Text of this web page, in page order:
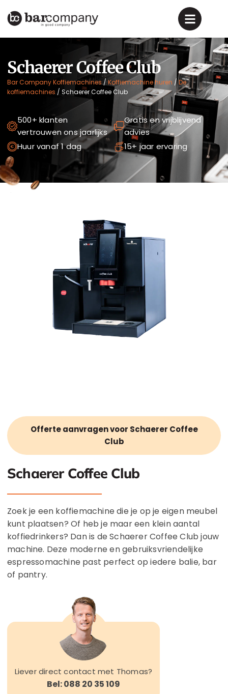
Schaerer Coffee Club
Bar Company Koffiemachines /Koffiemachine huren /De
koffiemachines / Schaerer Coffee Club
500+ klanten
vertrouwen ons jaarlijks
Gratis en vrijblijvend
advies
Huur vanaf 1 dag
15+ jaar ervaring
Schaerer Coffee Club
Zoek je een koffiemachine die je op je eigen meubel
kunt plaatsen? Of heb je maar een klein aantal
koffiedrinkers? Dan is de Schaerer Coffee Club jouw
machine. Deze moderne en gebruiksvriendelijke
espressomachine past perfect op iedere balie, bar
of pantry.
Liever direct contact met Thomas?
Bel: 088 20 35 109
Offerte aanvragen voor Schaerer Coffee
Club